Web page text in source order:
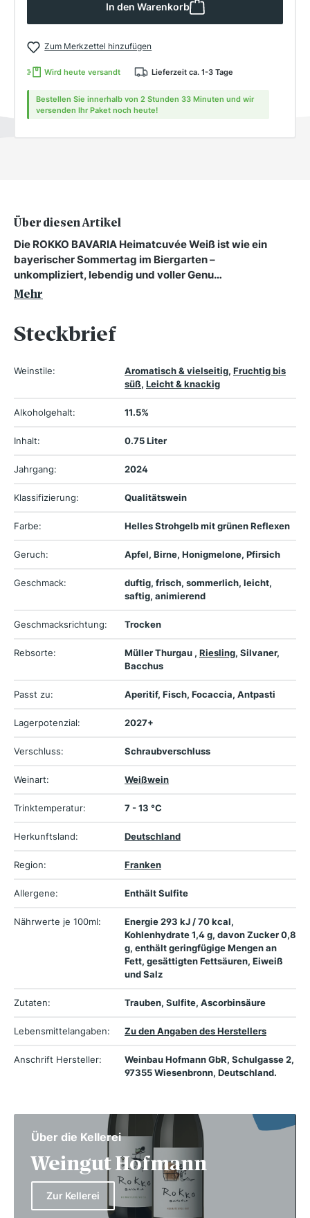
In den Warenkorb
Zum Merkzettel hinzufügen
Wird heute versandt Lieferzeit ca. 1-3 Tage
Bestellen Sie innerhalb von 2 Stunden 33 Minuten und wir
versenden Ihr Paket noch heute!
Über diesen Artikel
Die ROKKO BAVARIA Heimatcuvée Weiß ist wie ein
bayerischer Sommertag im Biergarten –
unkompliziert, lebendig und voller Genu…
Mehr
Steckbrief
Weinstile: Aromatisch & vielseitig, Fruchtig bis
süß, Leicht & knackig
Alkoholgehalt: 11.5%
Inhalt: 0.75 Liter
Jahrgang: 2024
Klassifizierung: Qualitätswein
Farbe: Helles Strohgelb mit grünen Reflexen
Geruch: Apfel, Birne, Honigmelone, Pfirsich
Geschmack:
duftig, frisch, sommerlich, leicht,
saftig, animierend
Geschmacksrichtung: Trocken
Rebsorte: Müller Thurgau , Riesling, Silvaner,
Bacchus
Passt zu: Aperitif, Fisch, Focaccia, Antpasti
Lagerpotenzial: 2027+
Verschluss: Schraubverschluss
Weinart: Weißwein
Trinktemperatur: 7 - 13 °C
Herkunftsland: Deutschland
Region: Franken
Allergene: Enthält Sulfite
Nährwerte je 100ml:
Energie 293 kJ / 70 kcal,
Kohlenhydrate 1,4 g, davon Zucker 0,8
g, enthält geringfügige Mengen an
Fett, gesättigten Fettsäuren, Eiweiß
und Salz
Zutaten: Trauben, Sulfite, Ascorbinsäure
Lebensmittelangaben: Zu den Angaben des Herstellers
Anschrift Hersteller:
Weinbau Hofmann GbR, Schulgasse 2,
97355 Wiesenbronn, Deutschland.
Über die Kellerei
Weingut Hofmann
Zur Kellerei